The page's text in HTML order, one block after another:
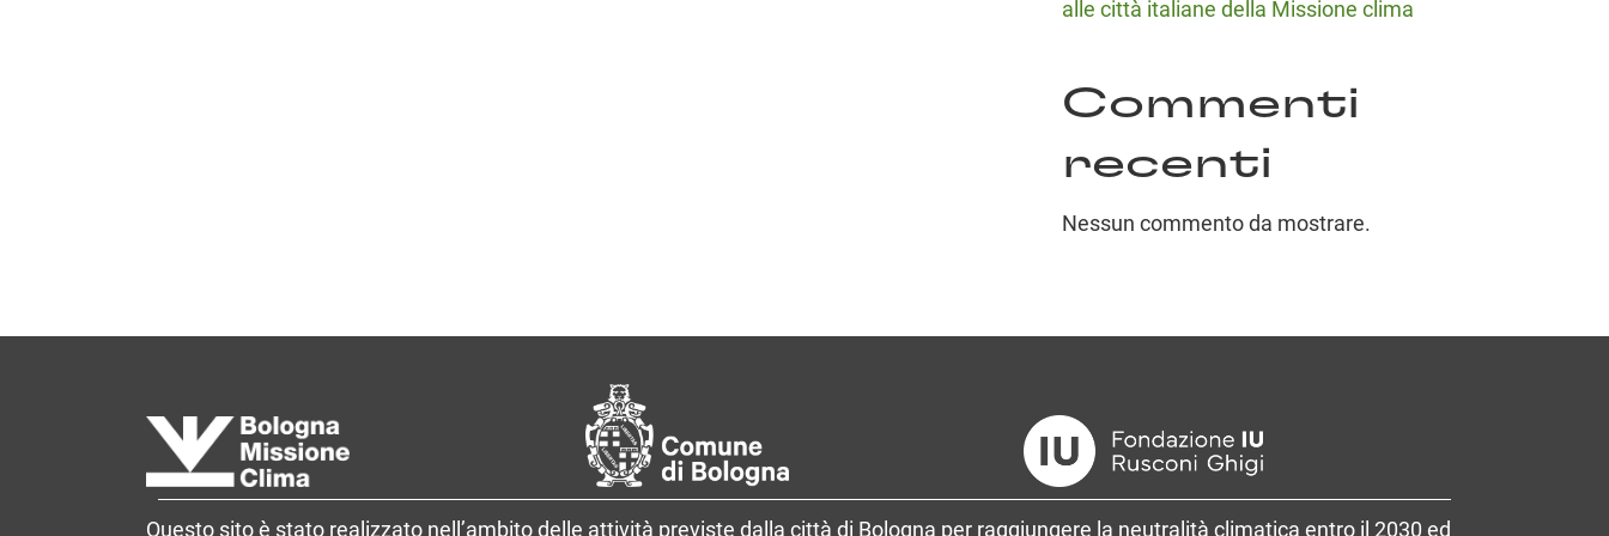
alle città italiane della Missione clima
Commenti
recenti
Nessun commento da mostrare.
Questo sito è stato realizzato nell’ambito delle attività previste dalla città di Bologna per raggiungere la neutralità climatica entro il 2030 ed